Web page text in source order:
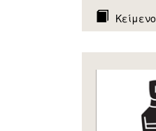
Κείμενο